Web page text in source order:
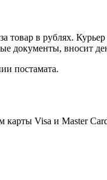
в рублях.
документы, вносит
постамата.
Visa и Master